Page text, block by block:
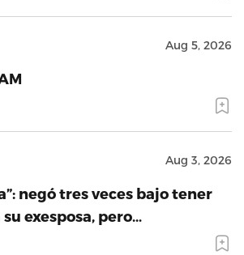
Aug 5, 2026
Aug 3, 2026
negó tres veces bajo tener
exesposa, pero…